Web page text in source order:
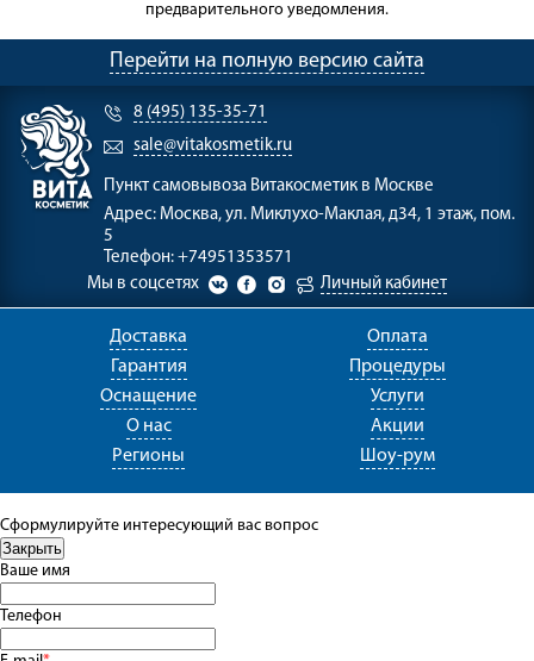
предварительного уведомления.
Перейти на полную версию сайта
8 (495) 135-35-71
sale@vitakosmetik.ru
Пункт самовывоза Витакосметик в Москве
Адрес: Москва, ул. Миклухо-Маклая, д34, 1 этаж, пом.
5
Телефон: +74951353571
Мы в соцсетях
Личный кабинет
Доставка
Оплата
Гарантия
Процедуры
Оснащение
Услуги
О нас
Акции
Регионы
Шоу-рум
Сформулируйте интересующий вас вопрос
Ваше имя
Телефон